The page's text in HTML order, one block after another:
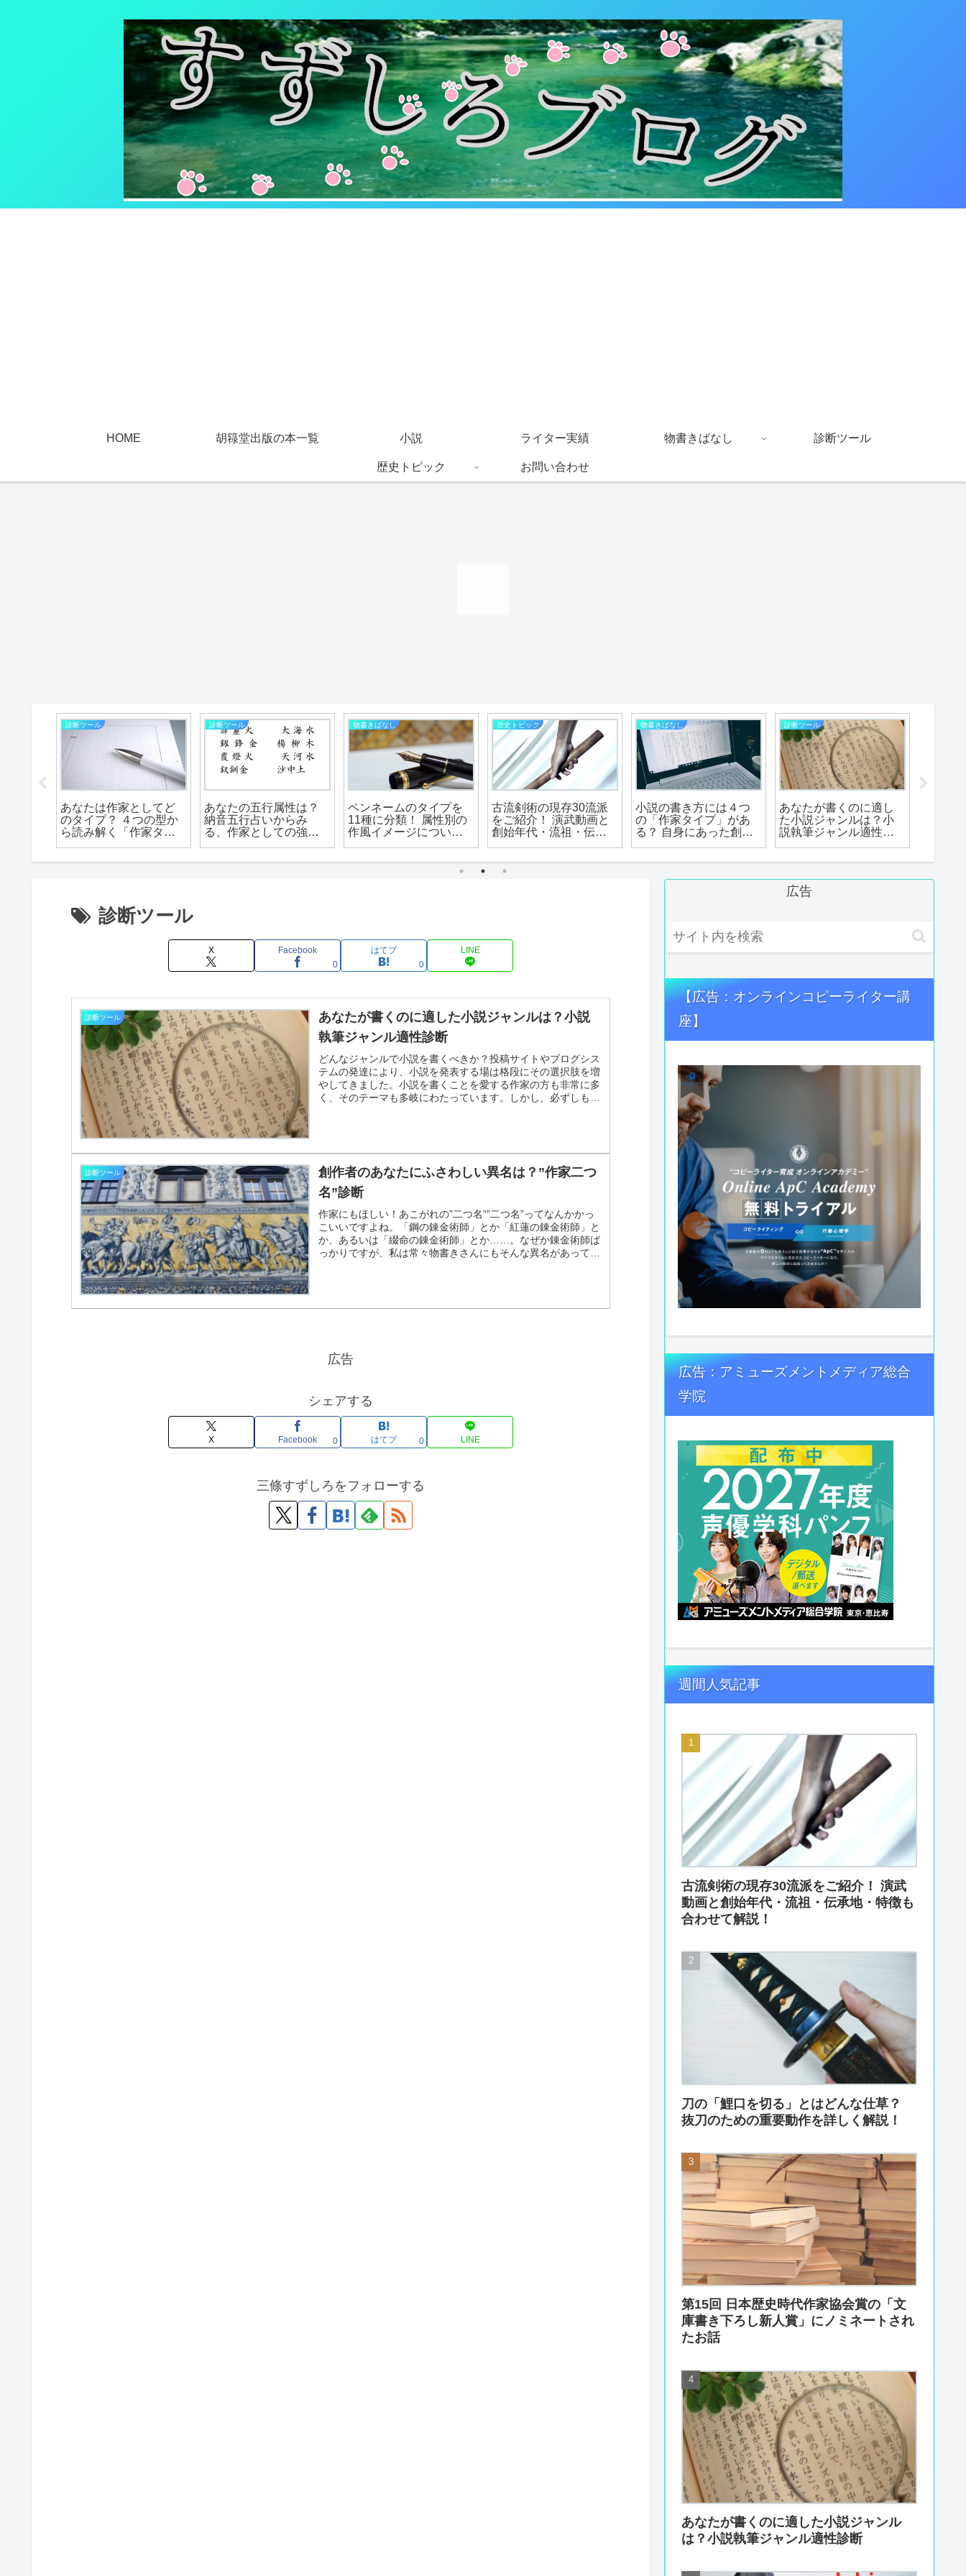
HOME 胡簶堂出版の本一覧 小説 ライター実績 物書きばなし 診断ツール
歴史トピック お問い合わせ
診断ツール
あなたは作家としてど
のタイプ？ ４つの型か
ら読み解く「作家タイ
診断ツール
あなたの五行属性は？
納音五行占いからみ
る、作家としての強み
物書きばなし
ペンネームのタイプを
11種に分類！ 属性別の
作風イメージについて
歴史トピック
古流剣術の現存30流派
をご紹介！ 演武動画と
創始年代・流祖・伝承
物書きばなし
小説の書き方には４つ
の「作家タイプ」があ
る？ 自身にあった創作
診断ツール
あなたが書くのに適し
た小説ジャンルは？小
説執筆ジャンル適性診
診断ツール
X
Facebook
0
はてブ
0
LINE
診断ツール
あなたが書くのに適した小説ジャンルは？小説
執筆ジャンル適性診断
どんなジャンルで小説を書くべきか？投稿サイトやブログシス
テムの発達により、小説を発表する場は格段にその選択肢を増
やしてきました。小説を書くことを愛する作家の方も非常に多
く、そのテーマも多岐にわたっています。しかし、必ずしも
診断ツール
創作者のあなたにふさわしい異名は？”作家二つ
名”診断
作家にもほしい！あこがれの”二つ名””二つ名”ってなんかかっ
こいいですよね。「鋼の錬金術師」とか「紅蓮の錬金術師」と
か、あるいは「綴命の錬金術師」とか……。なぜか錬金術師ば
っかりですが、私は常々物書きさんにもそんな異名があって然
広告
シェアする
X Facebook 0 はてブ 0 LINE
三條すずしろをフォローする
広告
【広告：オンラインコピーライター講
座】
広告：アミューズメントメディア総合
学院
週間人気記事
古流剣術の現存30流派をご紹介！ 演武
動画と創始年代・流祖・伝承地・特徴も
合わせて解説！
刀の「鯉口を切る」とはどんな仕草？
抜刀のための重要動作を詳しく解説！
第15回 日本歴史時代作家協会賞の「文
庫書き下ろし新人賞」にノミネートされ
たお話
あなたが書くのに適した小説ジャンル
は？小説執筆ジャンル適性診断